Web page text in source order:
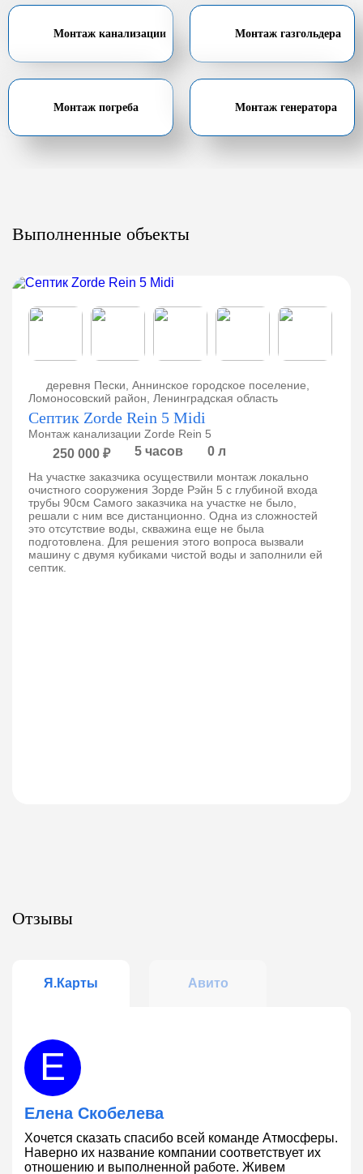
Монтаж канализации Монтаж газгольдера
Монтаж погреба Монтаж генератора
Выполненные объекты
деревня Пески, Аннинское городское поселение,
Ломоносовский район, Ленинградская область
Септик Zorde Rein 5 Midi
Монтаж канализации Zorde Rein 5
250 000 ₽ 5 часов 0 л
На участке заказчика осуществили монтаж локально
очистного сооружения Зорде Рэйн 5 с глубиной входа
трубы 90см Самого заказчика на участке не было,
решали с ним все дистанционно. Одна из сложностей
это отсутствие воды, скважина еще не была
подготовлена. Для решения этого вопроса вызвали
машину с двумя кубиками чистой воды и заполнили ей
септик.
Отзывы
Я.Карты Авито
Е
Елена Скобелева
Хочется сказать спасибо всей команде Атмосферы.
Наверно их название компании соответствует их
отношению и выполненной работе. Живем